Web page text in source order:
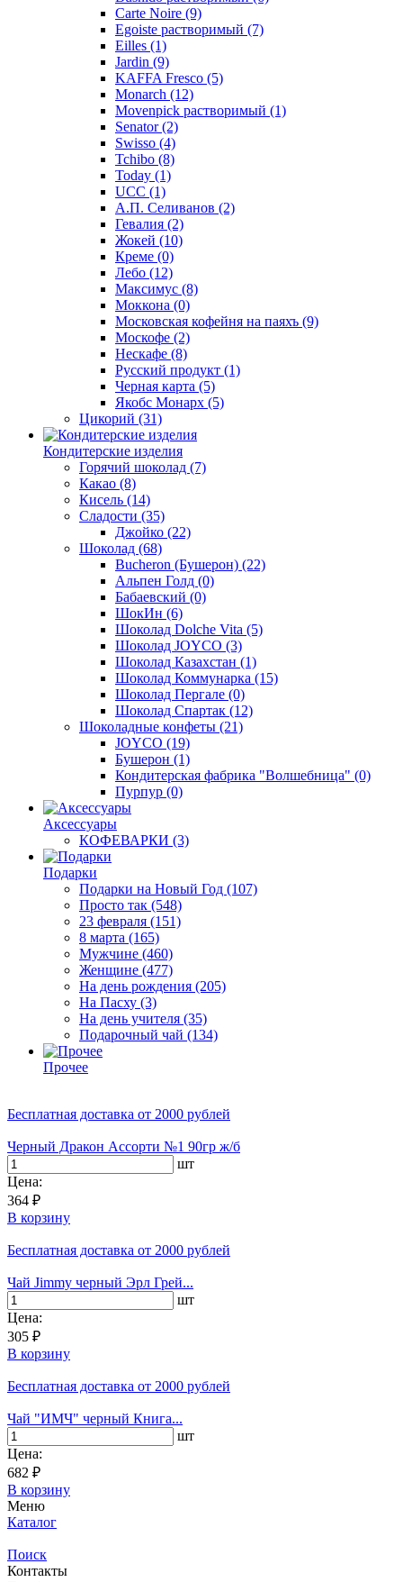
Carte Noire (9)
Egoiste растворимый (7)
Eilles (1)
Jardin (9)
KAFFA Fresco (5)
Monarch (12)
Movenpick растворимый (1)
Senator(2)
Swisso (4)
Tchibo (8)
Today (1)
UCC (1)
А.П. Селиванов (2)
Гевалия (2)
Жокей (10)
Креме (0)
Лебо (12)
Максимус (8)
Моккона (0)
Московская кофейня на паяхъ (9)
Москофе (2)
Нескафе (8)
Русский продукт (1)
Черная карта (5)
Якобс Монарх (5)
Цикорий (31)
Кондитерские изделия
Горячий шоколад (7)
Какао (8)
Кисель (14)
Сладости (35)
Джойко (22)
Шоколад (68)
Bucheron (Бушерон) (22)
Альпен Голд (0)
Бабаевский (0)
ШокИн (6)
Шоколад Dolche Vita (5)
Шоколад JOYCO (3)
Шоколад Казахстан (1)
Шоколад Коммунарка (15)
Шоколад Пергале (0)
Шоколад Спартак (12)
Шоколадные конфеты (21)
JOYCO (19)
Бушерон (1)
Кондитерская фабрика "Волшебница" (0)
Пурпур (0)
Аксессуары
КОФЕВАРКИ (3)
Подарки
Подарки на Новый Год (107)
Просто так (548)
23 февраля (151)
8 марта (165)
Мужчине (460)
Женщине (477)
На день рождения (205)
На Пасху (3)
На день учителя (35)
Подарочный чай (134)
Прочее
Бесплатная доставка от 2000 рублей
Черный Дракон Ассорти №1 90гр ж/б
шт
Цена:
364 ₽
В корзину
Бесплатная доставка от 2000 рублей
Чай Jimmy черный Эрл Грей...
шт
Цена:
305 ₽
В корзину
Бесплатная доставка от 2000 рублей
Чай "ИМЧ" черный Книга...
шт
Цена:
682 ₽
В корзину
Меню
Каталог
Поиск
Контакты